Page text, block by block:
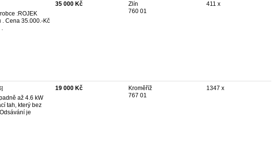
:ROJEK
. Cena 35.000.-Kč
.
35 000 Kč
Zlín
760 01
411 x
až 4.6 kW
tah, který bez
je
19 000 Kč
Kroměříž
767 01
1347 x